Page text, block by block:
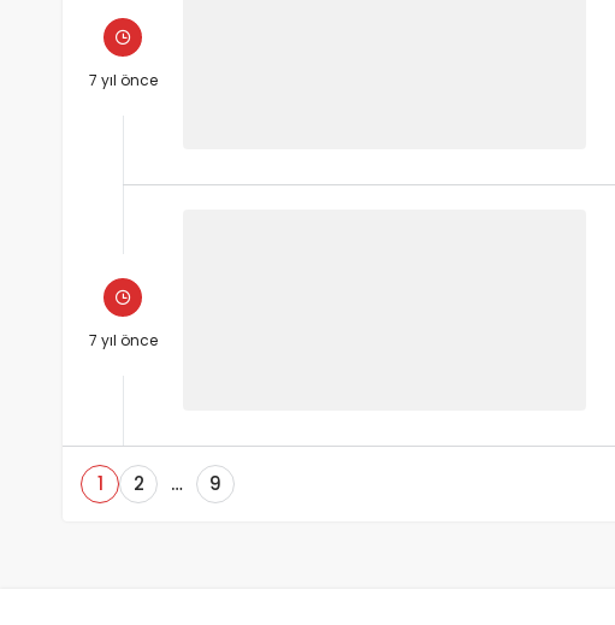
7 yıl önce
7 yıl önce
1 2 … 9